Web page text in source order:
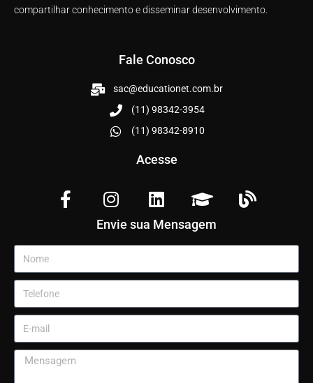
compartilhar conhecimento e disseminar desenvolvimento.
Fale Conosco
sac@educationet.com.br
(11) 98342-3954
(11) 98342-8910
Acesse
Envie sua Mensagem